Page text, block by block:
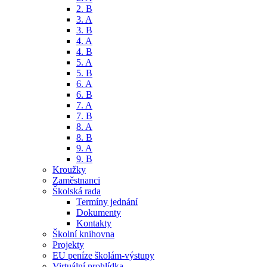
2. B
3. A
3. B
4. A
4. B
5. A
5. B
6. A
6. B
7. A
7. B
8. A
8. B
9. A
9. B
Kroužky
Zaměstnanci
Školská rada
Termíny jednání
Dokumenty
Kontakty
Školní knihovna
Projekty
EU peníze školám-výstupy